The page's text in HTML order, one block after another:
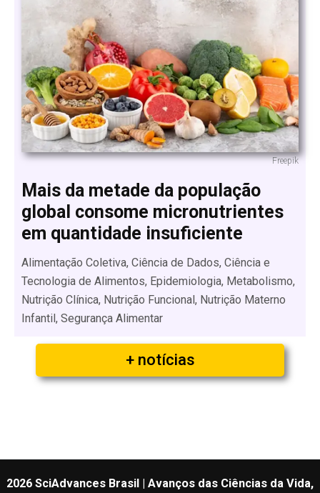
Freepik
Mais da metade da população
global consome micronutrientes
em quantidade insuficiente
Alimentação Coletiva, Ciência de Dados, Ciência e
Tecnologia de Alimentos, Epidemiologia, Metabolismo,
Nutrição Clínica, Nutrição Funcional, Nutrição Materno
Infantil, Segurança Alimentar
+ notícias
2026 SciAdvances Brasil | Avanços das Ciências da Vida,